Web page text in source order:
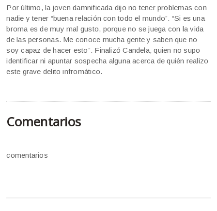
Por último, la joven damnificada dijo no tener problemas con
nadie y tener “buena relación con todo el mundo”. “Si es una
broma es de muy mal gusto, porque no se juega con la vida
de las personas. Me conoce mucha gente y saben que no
soy capaz de hacer esto”. Finalizó Candela, quien no supo
identificar ni apuntar sospecha alguna acerca de quién realizo
este grave delito infromático.
Comentarios
comentarios